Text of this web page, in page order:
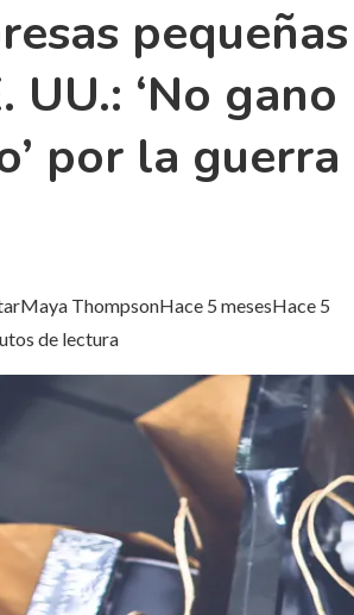
pequeñas
UU.: ‘No gano
por la guerra
Maya ThompsonHace 5 mesesHace 5
de lectura